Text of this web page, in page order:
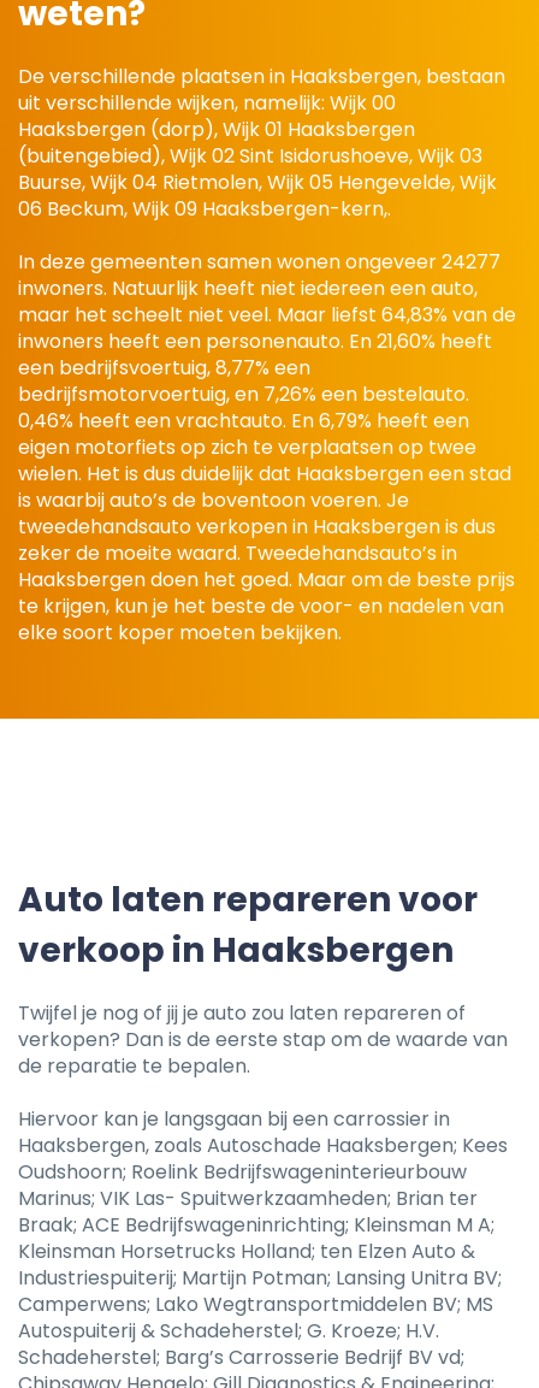
weten?
De verschillende plaatsen in Haaksbergen, bestaan
uit verschillende wijken, namelijk: Wijk 00
Haaksbergen (dorp), Wijk 01 Haaksbergen
(buitengebied), Wijk 02 Sint Isidorushoeve, Wijk 03
Buurse, Wijk 04 Rietmolen, Wijk 05 Hengevelde, Wijk
06 Beckum, Wijk 09 Haaksbergen-kern,.
In deze gemeenten samen wonen ongeveer 24277
inwoners. Natuurlijk heeft niet iedereen een auto,
maar het scheelt niet veel. Maar liefst 64,83% van de
inwoners heeft een personenauto. En 21,60% heeft
een bedrijfsvoertuig, 8,77% een
bedrijfsmotorvoertuig, en 7,26% een bestelauto.
0,46% heeft een vrachtauto. En 6,79% heeft een
eigen motorfiets op zich te verplaatsen op twee
wielen. Het is dus duidelijk dat Haaksbergen een stad
is waarbij auto’s de boventoon voeren. Je
tweedehandsauto verkopen in Haaksbergen is dus
zeker de moeite waard. Tweedehandsauto’s in
Haaksbergen doen het goed. Maar om de beste prijs
te krijgen, kun je het beste de voor- en nadelen van
elke soort koper moeten bekijken.
Auto laten repareren voor
verkoop in Haaksbergen
Twijfel je nog of jij je auto zou laten repareren of
verkopen? Dan is de eerste stap om de waarde van
de reparatie te bepalen.
Hiervoor kan je langsgaan bij een carrossier in
Haaksbergen, zoals Autoschade Haaksbergen; Kees
Oudshoorn; Roelink Bedrijfswageninterieurbouw
Marinus; VIK Las- Spuitwerkzaamheden; Brian ter
Braak; ACE Bedrijfswageninrichting; Kleinsman M A;
Kleinsman Horsetrucks Holland; ten Elzen Auto &
Industriespuiterij; Martijn Potman; Lansing Unitra BV;
Camperwens; Lako Wegtransportmiddelen BV; MS
Autospuiterij & Schadeherstel; G. Kroeze; H.V.
Schadeherstel; Barg’s Carrosserie Bedrijf BV vd;